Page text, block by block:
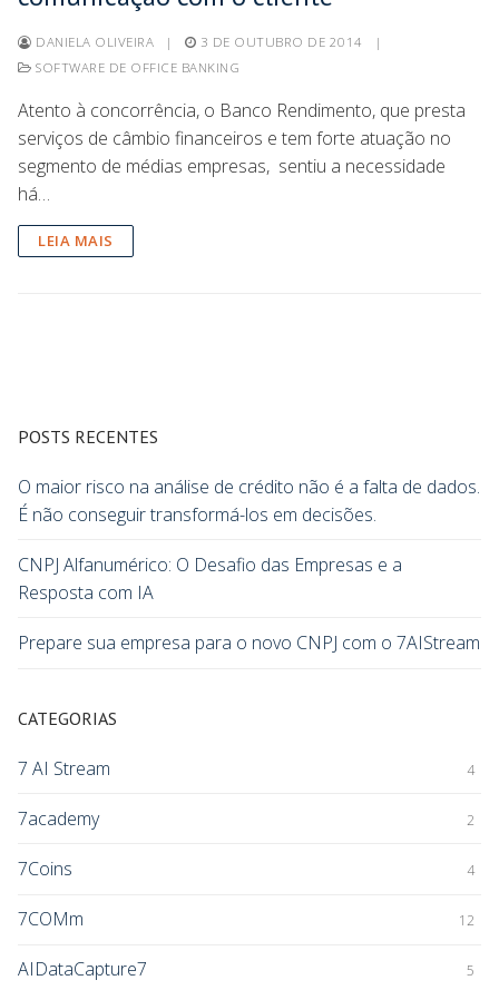
DANIELA OLIVEIRA | 3 DE OUTUBRO DE 2014
|
SOFTWARE DE OFFICE BANKING
Atento à concorrência, o Banco Rendimento, que presta
serviços de câmbio financeiros e tem forte atuação no
segmento de médias empresas, sentiu a necessidade
há…
LEIA MAIS
POSTS RECENTES
O maior risco na análise de crédito não é a falta de dados.
É não conseguir transformá-los em decisões.
CNPJ Alfanumérico: O Desafio das Empresas e a
Resposta com IA
Prepare sua empresa para o novo CNPJ com o 7AIStream
CATEGORIAS
7 AI Stream 4
7academy 2
7Coins 4
7COMm 12
AIDataCapture7 5